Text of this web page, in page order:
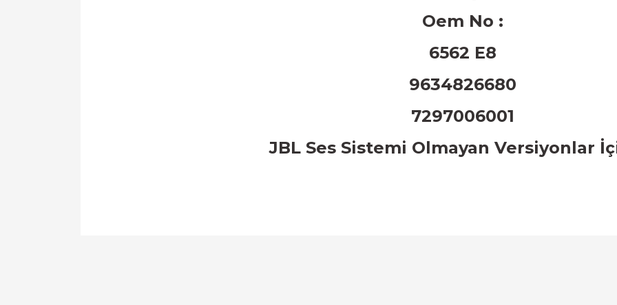
Oem No :
6562 E8
9634826680
7297006001
JBL Ses Sistemi Olmayan Versiyonlar İç